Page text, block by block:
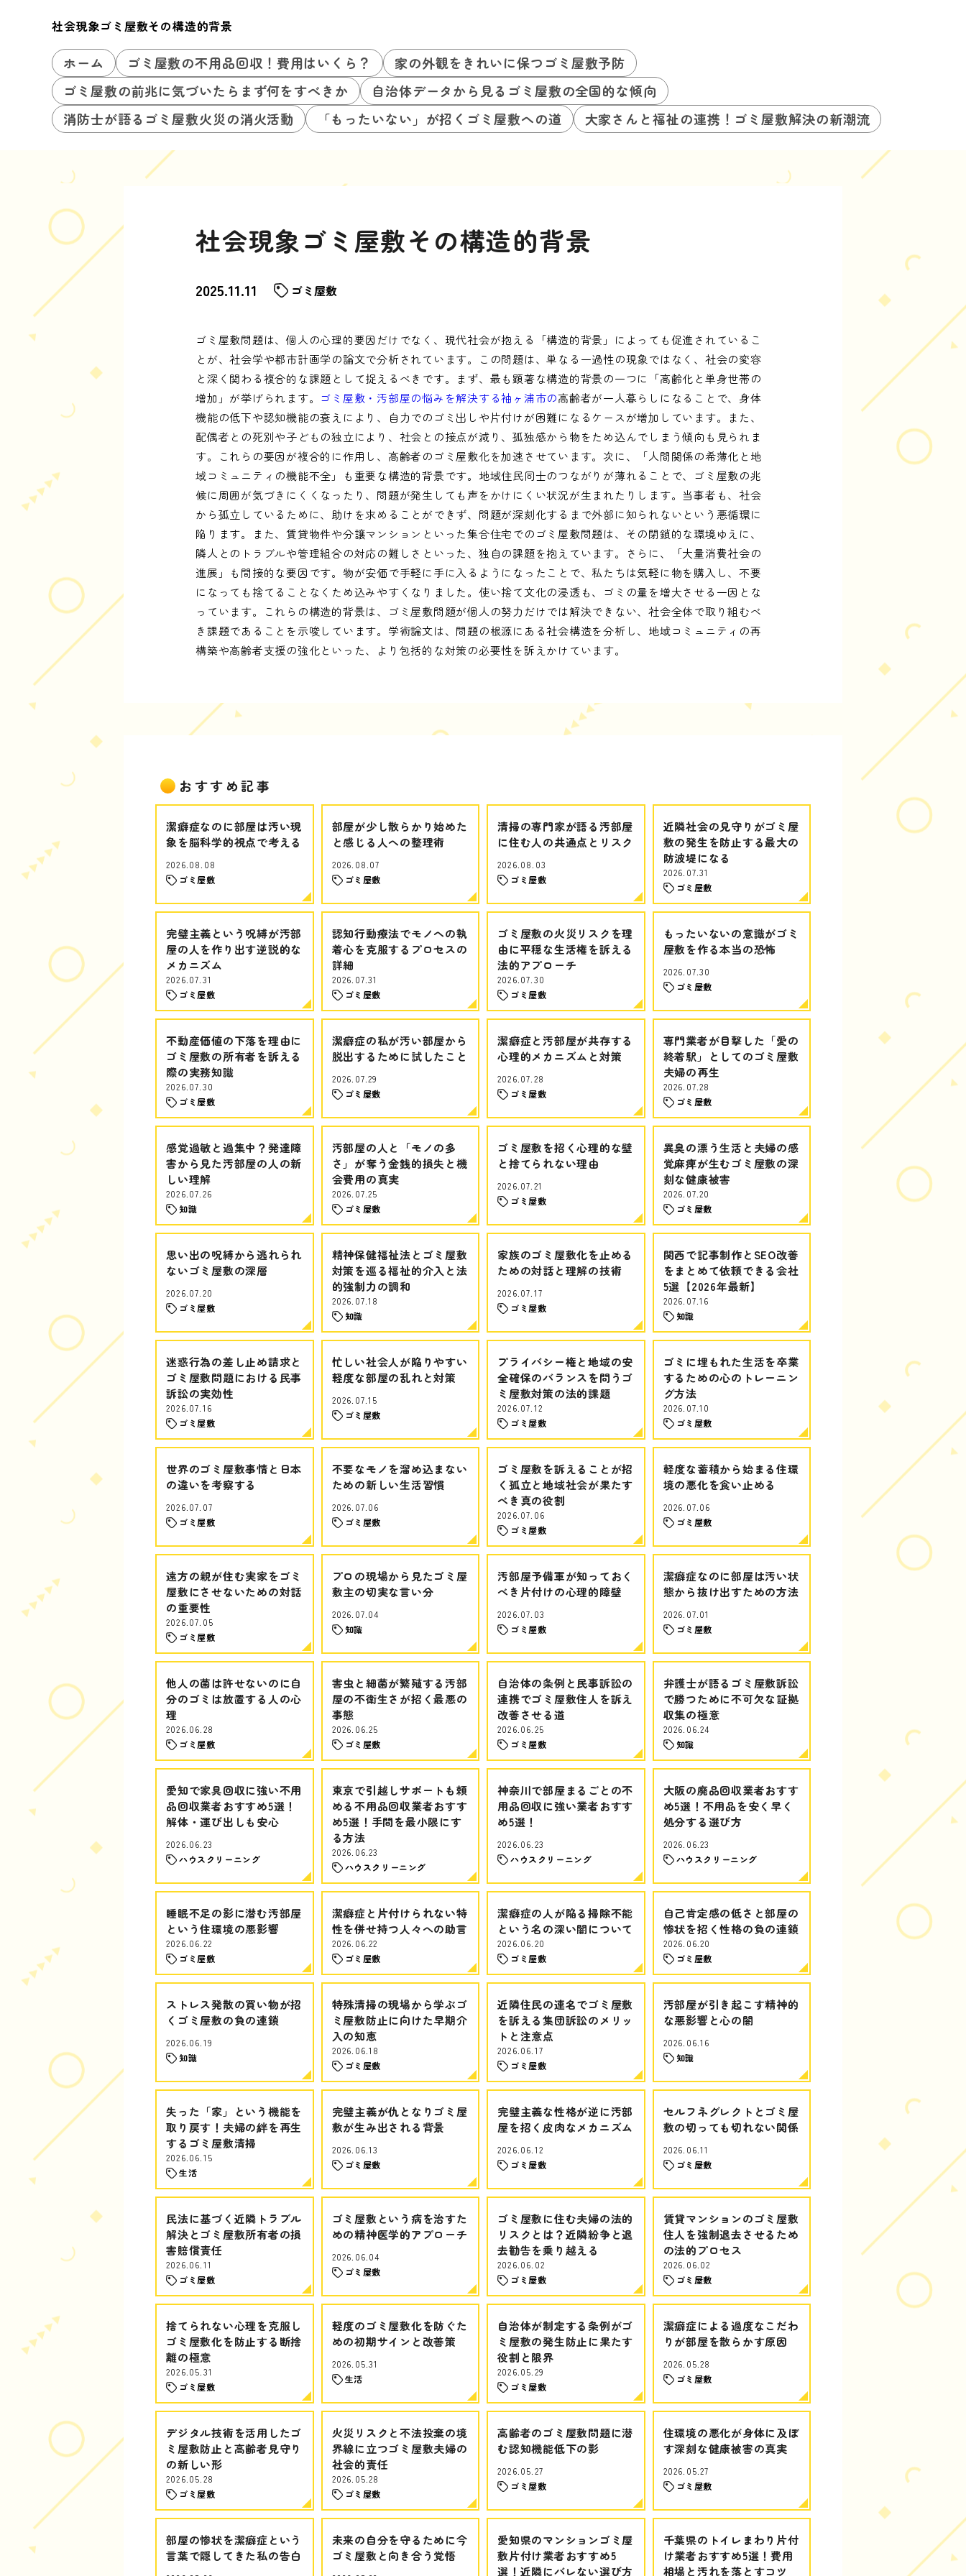
社会現象ゴミ屋敷その構造的背景
ホーム ゴミ屋敷の不用品回収！費用はいくら？
家の外観をきれいに保つゴミ屋敷予防
ゴミ屋敷の前兆に気づいたらまず何をすべきか
自治体データから見るゴミ屋敷の全国的な傾向
消防士が語るゴミ屋敷火災の消火活動
「もったいない」が招くゴミ屋敷への道 大家さんと福祉の連携！ゴミ屋敷解決の新潮流
社会現象ゴミ屋敷その構造的背景
2025.11.11 ゴミ屋敷
ゴミ屋敷問題は、個人の心理的要因だけでなく、現代社会が抱える「構造的背景」によっても促進されているこ
とが、社会学や都市計画学の論文で分析されています。この問題は、単なる一過性の現象ではなく、社会の変容
と深く関わる複合的な課題として捉えるべきです。まず、最も顕著な構造的背景の一つに「高齢化と単身世帯の
増加」が挙げられます。 ゴミ屋敷・汚部屋の悩みを解決する袖ヶ浦市の高齢者が一人暮らしになることで、身体
機能の低下や認知機能の衰えにより、自力でのゴミ出しや片付けが困難になるケースが増加しています。また、
配偶者との死別や子どもの独立により、社会との接点が減り、孤独感から物をため込んでしまう傾向も見られま
す。これらの要因が複合的に作用し、高齢者のゴミ屋敷化を加速させています。次に、「人間関係の希薄化と地
域コミュニティの機能不全」も重要な構造的背景です。地域住民同士のつながりが薄れることで、ゴミ屋敷の兆
候に周囲が気づきにくくなったり、問題が発生しても声をかけにくい状況が生まれたりします。当事者も、社会
から孤立しているために、助けを求めることができず、問題が深刻化するまで外部に知られないという悪循環に
陥ります。また、賃貸物件や分譲マンションといった集合住宅でのゴミ屋敷問題は、その閉鎖的な環境ゆえに、
隣人とのトラブルや管理組合の対応の難しさといった、独自の課題を抱えています。さらに、「大量消費社会の
進展」も間接的な要因です。物が安価で手軽に手に入るようになったことで、私たちは気軽に物を購入し、不要
になっても捨てることなくため込みやすくなりました。使い捨て文化の浸透も、ゴミの量を増大させる一因とな
っています。これらの構造的背景は、ゴミ屋敷問題が個人の努力だけでは解決できない、社会全体で取り組むべ
き課題であることを示唆しています。学術論文は、問題の根源にある社会構造を分析し、地域コミュニティの再
構築や高齢者支援の強化といった、より包括的な対策の必要性を訴えかけています。
おすすめ記事
潔癖症なのに部屋は汚い現
象を脳科学的視点で考える
2026.08.08
ゴミ屋敷
部屋が少し散らかり始めた
と感じる人への整理術
2026.08.07
ゴミ屋敷
清掃の専門家が語る汚部屋
に住む人の共通点とリスク
2026.08.03
ゴミ屋敷
近隣社会の見守りがゴミ屋
敷の発生を防止する最大の
防波堤になる
2026.07.31
ゴミ屋敷
完璧主義という呪縛が汚部
屋の人を作り出す逆説的な
メカニズム
2026.07.31
ゴミ屋敷
認知行動療法でモノへの執
着心を克服するプロセスの
詳細
2026.07.31
ゴミ屋敷
ゴミ屋敷の火災リスクを理
由に平穏な生活権を訴える
法的アプローチ
2026.07.30
ゴミ屋敷
もったいないの意識がゴミ
屋敷を作る本当の恐怖
2026.07.30
ゴミ屋敷
不動産価値の下落を理由に
ゴミ屋敷の所有者を訴える
際の実務知識
2026.07.30
ゴミ屋敷
潔癖症の私が汚い部屋から
脱出するために試したこと
2026.07.29
ゴミ屋敷
潔癖症と汚部屋が共存する
心理的メカニズムと対策
2026.07.28
ゴミ屋敷
専門業者が目撃した「愛の
終着駅」としてのゴミ屋敷
夫婦の再生
2026.07.28
ゴミ屋敷
感覚過敏と過集中？発達障
害から見た汚部屋の人の新
しい理解
2026.07.26
知識
汚部屋の人と「モノの多
さ」が奪う金銭的損失と機
会費用の真実
2026.07.25
ゴミ屋敷
ゴミ屋敷を招く心理的な壁
と捨てられない理由
2026.07.21
ゴミ屋敷
異臭の漂う生活と夫婦の感
覚麻痺が生むゴミ屋敷の深
刻な健康被害
2026.07.20
ゴミ屋敷
思い出の呪縛から逃れられ
ないゴミ屋敷の深層
2026.07.20
ゴミ屋敷
精神保健福祉法とゴミ屋敷
対策を巡る福祉的介入と法
的強制力の調和
2026.07.18
知識
家族のゴミ屋敷化を止める
ための対話と理解の技術
2026.07.17
ゴミ屋敷
関西で記事制作とSEO改善
をまとめて依頼できる会社
5選【2026年最新】
2026.07.16
知識
迷惑行為の差し止め請求と
ゴミ屋敷問題における民事
訴訟の実効性
2026.07.16
ゴミ屋敷
忙しい社会人が陥りやすい
軽度な部屋の乱れと対策
2026.07.15
ゴミ屋敷
プライバシー権と地域の安
全確保のバランスを問うゴ
ミ屋敷対策の法的課題
2026.07.12
ゴミ屋敷
ゴミに埋もれた生活を卒業
するための心のトレーニン
グ方法
2026.07.10
ゴミ屋敷
世界のゴミ屋敷事情と日本
の違いを考察する
2026.07.07
ゴミ屋敷
不要なモノを溜め込まない
ための新しい生活習慣
2026.07.06
ゴミ屋敷
ゴミ屋敷を訴えることが招
く孤立と地域社会が果たす
べき真の役割
2026.07.06
ゴミ屋敷
軽度な蓄積から始まる住環
境の悪化を食い止める
2026.07.06
ゴミ屋敷
遠方の親が住む実家をゴミ
屋敷にさせないための対話
の重要性
2026.07.05
ゴミ屋敷
プロの現場から見たゴミ屋
敷主の切実な言い分
2026.07.04
知識
汚部屋予備軍が知っておく
べき片付けの心理的障壁
2026.07.03
ゴミ屋敷
潔癖症なのに部屋は汚い状
態から抜け出すための方法
2026.07.01
ゴミ屋敷
他人の菌は許せないのに自
分のゴミは放置する人の心
理
2026.06.28
ゴミ屋敷
害虫と細菌が繁殖する汚部
屋の不衛生さが招く最悪の
事態
2026.06.25
ゴミ屋敷
自治体の条例と民事訴訟の
連携でゴミ屋敷住人を訴え
改善させる道
2026.06.25
ゴミ屋敷
弁護士が語るゴミ屋敷訴訟
で勝つために不可欠な証拠
収集の極意
2026.06.24
知識
愛知で家具回収に強い不用
品回収業者おすすめ5選！
解体・運び出しも安心
2026.06.23
ハウスクリーニング
東京で引越しサポートも頼
める不用品回収業者おすす
め5選！手間を最小限にす
る方法
2026.06.23
ハウスクリーニング
神奈川で部屋まるごとの不
用品回収に強い業者おすす
め5選！
2026.06.23
ハウスクリーニング
大阪の廃品回収業者おすす
め5選！不用品を安く早く
処分する選び方
2026.06.23
ハウスクリーニング
睡眠不足の影に潜む汚部屋
という住環境の悪影響
2026.06.22
ゴミ屋敷
潔癖症と片付けられない特
性を併せ持つ人々への助言
2026.06.22
ゴミ屋敷
潔癖症の人が陥る掃除不能
という名の深い闇について
2026.06.20
ゴミ屋敷
自己肯定感の低さと部屋の
惨状を招く性格の負の連鎖
2026.06.20
ゴミ屋敷
ストレス発散の買い物が招
くゴミ屋敷の負の連鎖
2026.06.19
知識
特殊清掃の現場から学ぶゴ
ミ屋敷防止に向けた早期介
入の知恵
2026.06.18
ゴミ屋敷
近隣住民の連名でゴミ屋敷
を訴える集団訴訟のメリッ
トと注意点
2026.06.17
ゴミ屋敷
汚部屋が引き起こす精神的
な悪影響と心の闇
2026.06.16
知識
失った「家」という機能を
取り戻す！夫婦の絆を再生
するゴミ屋敷清掃
2026.06.15
生活
完璧主義が仇となりゴミ屋
敷が生み出される背景
2026.06.13
ゴミ屋敷
完璧主義な性格が逆に汚部
屋を招く皮肉なメカニズム
2026.06.12
ゴミ屋敷
セルフネグレクトとゴミ屋
敷の切っても切れない関係
2026.06.11
ゴミ屋敷
民法に基づく近隣トラブル
解決とゴミ屋敷所有者の損
害賠償責任
2026.06.11
ゴミ屋敷
ゴミ屋敷という病を治すた
めの精神医学的アプローチ
2026.06.04
ゴミ屋敷
ゴミ屋敷に住む夫婦の法的
リスクとは？近隣紛争と退
去勧告を乗り越える
2026.06.02
ゴミ屋敷
賃貸マンションのゴミ屋敷
住人を強制退去させるため
の法的プロセス
2026.06.02
ゴミ屋敷
捨てられない心理を克服し
ゴミ屋敷化を防止する断捨
離の極意
2026.05.31
ゴミ屋敷
軽度のゴミ屋敷化を防ぐた
めの初期サインと改善策
2026.05.31
生活
自治体が制定する条例がゴ
ミ屋敷の発生防止に果たす
役割と限界
2026.05.29
ゴミ屋敷
潔癖症による過度なこだわ
りが部屋を散らかす原因
2026.05.28
ゴミ屋敷
デジタル技術を活用したゴ
ミ屋敷防止と高齢者見守り
の新しい形
2026.05.28
ゴミ屋敷
火災リスクと不法投棄の境
界線に立つゴミ屋敷夫婦の
社会的責任
2026.05.28
ゴミ屋敷
高齢者のゴミ屋敷問題に潜
む認知機能低下の影
2026.05.27
ゴミ屋敷
住環境の悪化が身体に及ぼ
す深刻な健康被害の真実
2026.05.27
ゴミ屋敷
部屋の惨状を潔癖症という
言葉で隠してきた私の告白
未来の自分を守るために今
ゴミ屋敷と向き合う覚悟
愛知県のマンションゴミ屋
敷片付け業者おすすめ5
選！近隣にバレない選び方
千葉県のトイレまわり片付
け業者おすすめ5選！費用
相場と汚れを落とすコツ